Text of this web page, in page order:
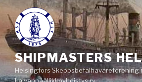
Siirry
sisältöön
SHIPMASTERS
Helsingfors Skeppsbefälhavareförening